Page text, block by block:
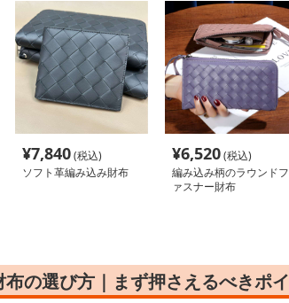
¥7,840(税込)
ソフト革編み込み財布
¥6,520(税込)
編み込み柄のラウンドフ
ァスナー財布
の選び方｜まず押さえるべきポ